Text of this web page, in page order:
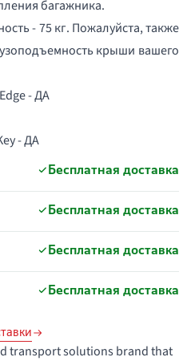
багажника.
- 75 кг. Пожалуйста, также
крыши вашего
- ДА
- ДА
Бесплатная доставка
Бесплатная доставка
Бесплатная доставка
Бесплатная доставка
transport solutions brand that